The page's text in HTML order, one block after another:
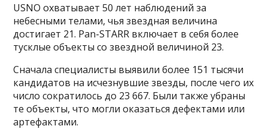
USNO охватывает 50 лет наблюдений за
небесными телами, чья звездная величина
достигает 21. Pan-STARR включает в себя более
тусклые объекты со звездной величиной 23.
Сначала специалисты выявили более 151 тысячи
кандидатов на исчезнувшие звезды, после чего их
число сократилось до 23 667. Были также убраны
те объекты, что могли оказаться дефектами или
артефактами.